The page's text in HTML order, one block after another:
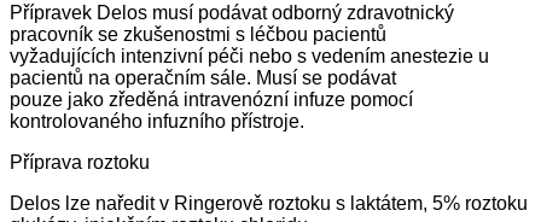
Přípravek Delos musí podávat odborný zdravotnický
pracovník se zkušenostmi s léčbou pacientů
vyžadujících intenzivní péči nebo s vedením anestezie u
pacientů na operačním sále. Musí se podávat
pouze jako zředěná intravenózní infuze pomocí
kontrolovaného infuzního přístroje.
Příprava roztoku
Delos lze naředit v Ringerově roztoku s laktátem, 5% roztoku